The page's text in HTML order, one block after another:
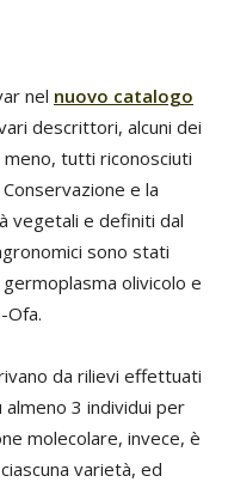
nel nuovo catalogo
descrittori, alcuni dei
tutti riconosciuti
e la
vegetali e definiti dal
sono stati
olivicolo e
Ofa.
da rilievi effettuati
3 individui per
molecolare, invece, è
varietà, ed